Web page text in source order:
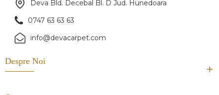
Deva Bld. Decebal Bl. D Jud. Hunedoara
0747 63 63 63
info@devacarpet.com
Despre Noi